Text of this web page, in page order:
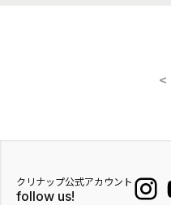
クリナップ公式アカウント
follow us!